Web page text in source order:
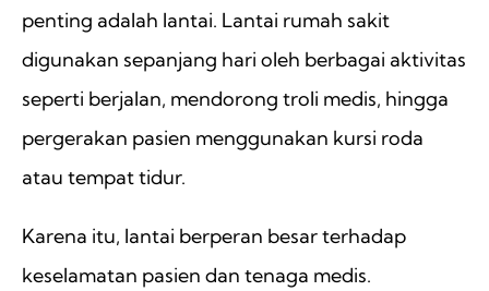
penting adalah lantai. Lantai rumah sakit
digunakan sepanjang hari oleh berbagai aktivitas
seperti berjalan, mendorong troli medis, hingga
pergerakan pasien menggunakan kursi roda
atau tempat tidur.
Karena itu, lantai berperan besar terhadap
keselamatan pasien dan tenaga medis.